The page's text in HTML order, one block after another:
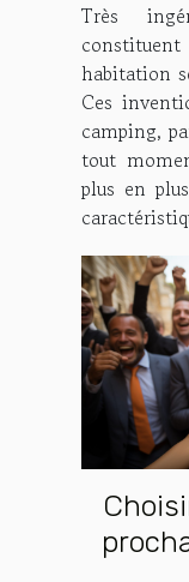
Très
habitation
Ces
camping,
tout
plus en